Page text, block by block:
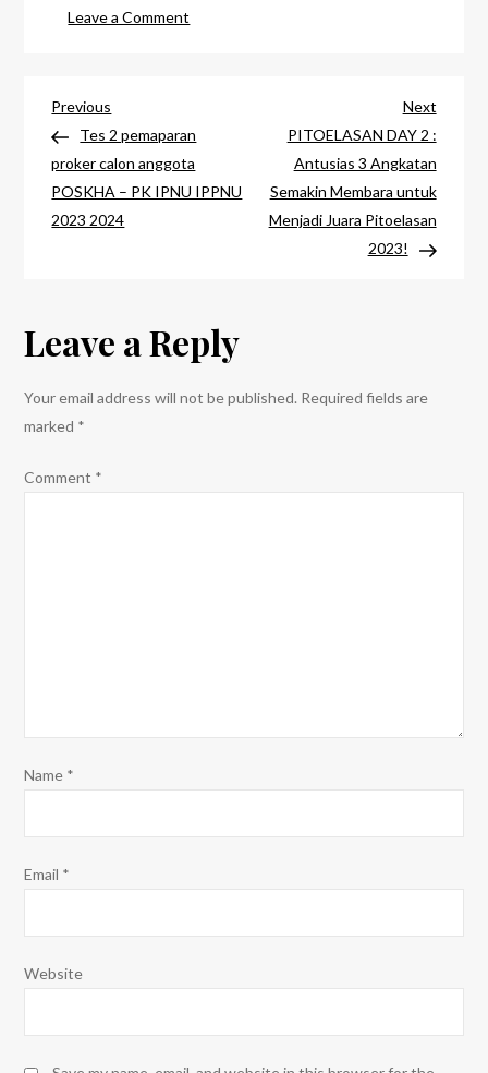
Leave a Comment
:
ADA
BOLA
Post
navigation
Previous
Post
Previous
Tes 2 pemaparan
proker calon anggota
POSKHA – PK IPNU IPPNU
2023 2024
Next
Post
Next
PITOELASAN DAY 2 :
Antusias 3 Angkatan
Semakin Membara untuk
Menjadi Juara Pitoelasan
2023!
Leave a Reply
Your email address will not be published. Required fields are
marked *
Comment *
Name *
Email *
Website